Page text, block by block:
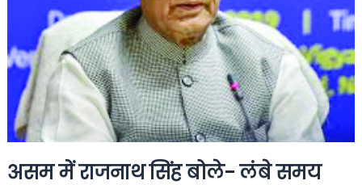
असम में राजनाथ सिंह बोले- लंबे समय